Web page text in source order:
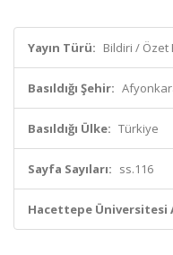
Yayın Türü: Bildiri / Özet
Basıldığı Şehir:
Basıldığı Ülke: Türkiye
Sayfa Sayıları: ss.116
Hacettepe Üniversitesi